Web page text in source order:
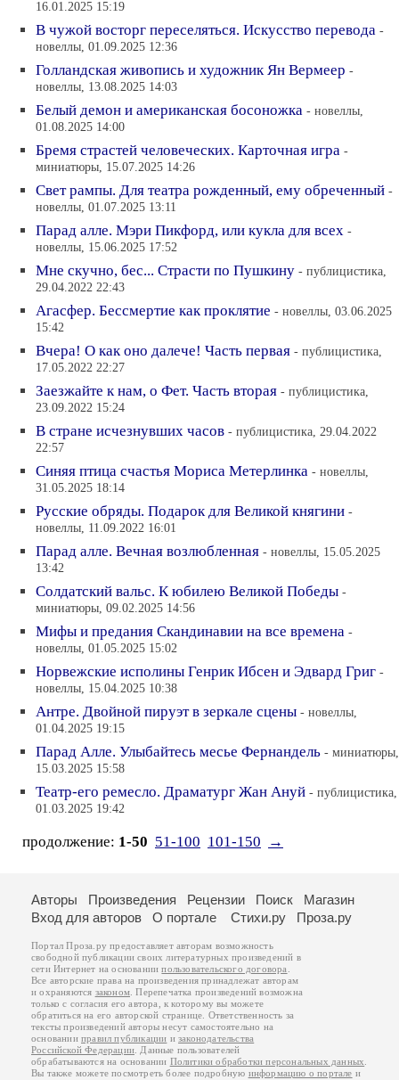
16.01.2025 15:19
В чужой восторг переселяться. Искусство перевода -
новеллы, 01.09.2025 12:36
Голландская живопись и художник Ян Вермеер -
новеллы, 13.08.2025 14:03
Белый демон и американская босоножка - новеллы,
01.08.2025 14:00
Бремя страстей человеческих. Карточная игра -
миниатюры, 15.07.2025 14:26
Свет рампы. Для театра рожденный, ему обреченный -
новеллы, 01.07.2025 13:11
Парад алле. Мэри Пикфорд, или кукла для всех -
новеллы, 15.06.2025 17:52
Мне скучно, бес... Страсти по Пушкину - публицистика,
29.04.2022 22:43
Агасфер. Бессмертие как проклятие - новеллы, 03.06.2025
15:42
Вчера! О как оно далече! Часть первая - публицистика,
17.05.2022 22:27
Заезжайте к нам, о Фет. Часть вторая - публицистика,
23.09.2022 15:24
В стране исчезнувших часов - публицистика, 29.04.2022
22:57
Синяя птица счастья Мориса Метерлинка - новеллы,
31.05.2025 18:14
Русские обряды. Подарок для Великой княгини -
новеллы, 11.09.2022 16:01
Парад алле. Вечная возлюбленная - новеллы, 15.05.2025
13:42
Солдатский вальс. К юбилею Великой Победы -
миниатюры, 09.02.2025 14:56
Мифы и предания Скандинавии на все времена -
новеллы, 01.05.2025 15:02
Норвежские исполины Генрик Ибсен и Эдвард Григ -
новеллы, 15.04.2025 10:38
Антре. Двойной пируэт в зеркале сцены - новеллы,
01.04.2025 19:15
Парад Алле. Улыбайтесь месье Фернандель - миниатюры,
15.03.2025 15:58
Театр-его ремесло. Драматург Жан Ануй - публицистика,
01.03.2025 19:42
продолжение: 1-50 51-100 101-150 →
Авторы Произведения Рецензии Поиск
Магазин
Вход для авторов
О портале Стихи.ру Проза.ру
Портал Проза.ру предоставляет авторам возможность
свободной публикации своих литературных произведений в
сети Интернет на основаниипользовательского договора
Все авторские права на произведения принадлежат авторам
и охраняются законом . Перепечатка произведений возможна
только с согласия его автора, к которому вы можете
обратиться на его авторской странице. Ответственность за
тексты произведений авторы несут самостоятельно на
основанииправил публикации изаконодательства
Российской Федерации . Данные пользователей
обрабатываются на основании Политики обработки персональных данных
Вы также можете посмотреть более подробную информацию о портале и